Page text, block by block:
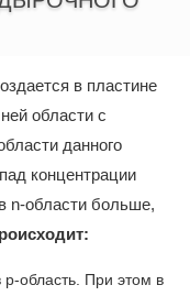
в пластине
области с
данного
концентрации
n-области больше,
область. При этом в